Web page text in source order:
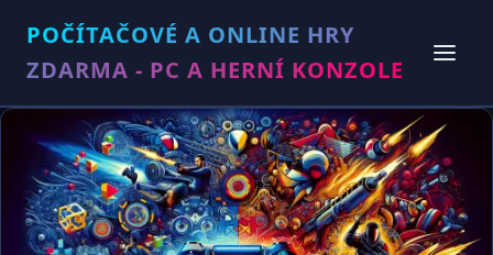
POČÍTAČOVÉ A ONLINE HRY
ZDARMA - PC A HERNÍ KONZOLE